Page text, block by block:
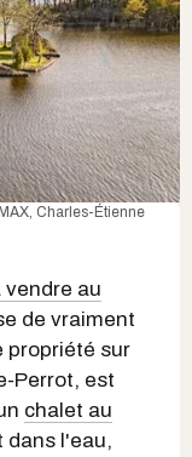
Charles-Étienne
vendre au
de vraiment
propriété sur
Perrot, est
chalet au
dans l'eau,